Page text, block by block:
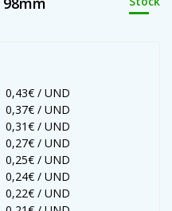
0,43€ / UND
0,37€ / UND
0,31€ / UND
0,27€ / UND
0,25€ / UND
0,24€ / UND
0,22€ / UND